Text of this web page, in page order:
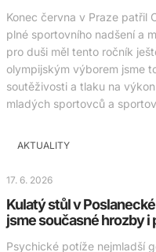
Konec června v Praze patřil
plné sportovního nadšení a
pro duši měl tento ročník
olympijským výborem jsme
soutěživosti a tlaku na
mladých sportovců a
AKTUALITY
17. 6. 2026
Kulatý stůl v
jsme současné hrozby
Psychické potíže nejmladší